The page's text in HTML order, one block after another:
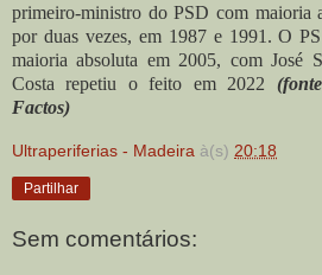
primeiro-ministro do PSD com maioria
por duas vezes, em 1987 e 1991. O
maioria absoluta em 2005, com José
Costa repetiu o feito em 2022
Factos)
Ultraperiferias - Madeira à(s) 20:18
Partilhar
Sem comentários: